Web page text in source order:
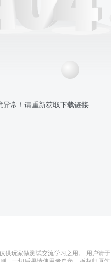
异常！请重新获取下载链接
供玩家做测试交流学习之用。 用户请于